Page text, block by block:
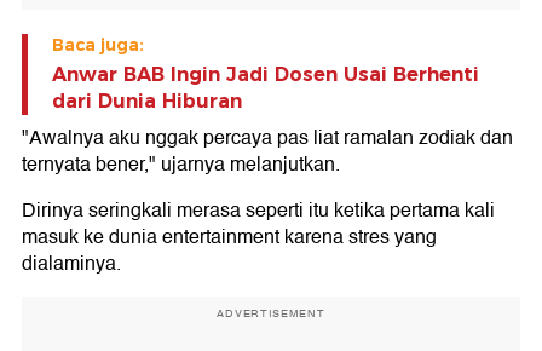
Baca juga:
Anwar BAB Ingin Jadi Dosen Usai Berhenti
dari Dunia Hiburan
"Awalnya aku nggak percaya pas liat ramalan zodiak dan
ternyata bener," ujarnya melanjutkan.
Dirinya seringkali merasa seperti itu ketika pertama kali
masuk ke dunia entertainment karena stres yang
dialaminya.
ADVERTISEMENT